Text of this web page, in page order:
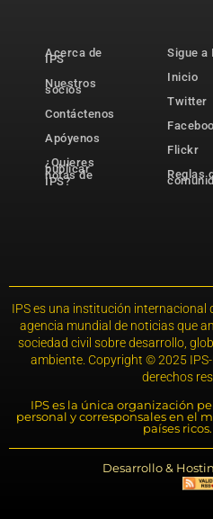
Acerca de
IPS
Nuestros
socios
Contáctenos
Apóyenos
¿Quieres
publicar
notas de
IPS?
Sigue a
Inicio
Twitter
Flickr
Reglas
IPS es una institución internacional
agencia mundial de noticias que
sociedad civil sobre desarrollo,
ambiente. Copyright © 2025
derechos
IPS es la única organización
personal y corresponsales en el
países
Desarrollo &